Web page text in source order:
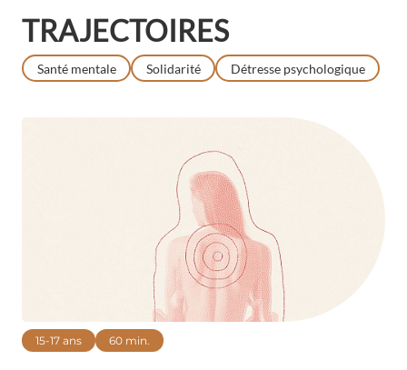
TRAJECTOIRES
Santé mentale Solidarité Détresse psychologique
15-17 ans 60 min.